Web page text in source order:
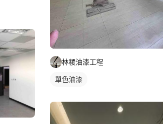
林稷油漆工程
單色油漆